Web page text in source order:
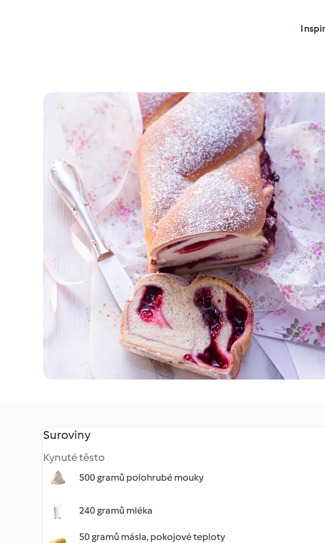
Suroviny
Kynuté těsto
500 gramů polohrubé mouky
240 gramů mléka
50 gramů másla, pokojové teploty